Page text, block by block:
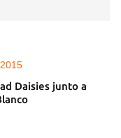
Daisies junto a